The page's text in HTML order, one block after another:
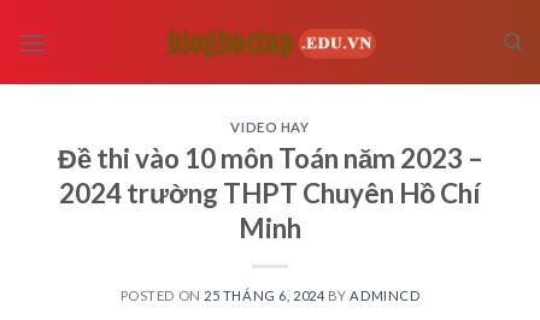
VIDEO HAY
Đề thi vào 10 môn Toán năm 2023 –
2024 trường THPT Chuyên Hồ Chí
Minh
POSTED ON 25 THÁNG 6, 2024 BY ADMINCD